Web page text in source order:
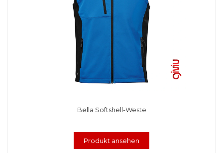
Bella Softshell-Weste
Produkt ansehen